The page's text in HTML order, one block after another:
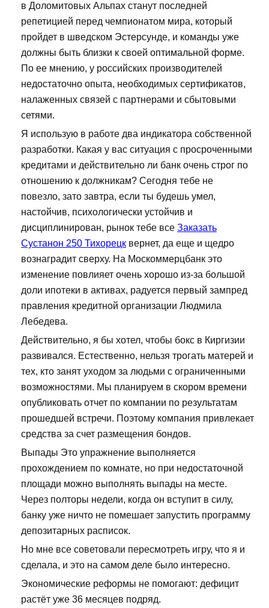
в Доломитовых Альпах станут последней
репетицией перед чемпионатом мира, который
пройдет в шведском Эстерсунде, и команды уже
должны быть близки к своей оптимальной форме.
По ее мнению, у российских производителей
недостаточно опыта, необходимых сертификатов,
налаженных связей с партнерами и сбытовыми
сетями.
Я использую в работе два индикатора собственной
разработки. Какая у вас ситуация с просроченными
кредитами и действительно ли банк очень строг по
отношению к должникам? Сегодня тебе не
повезло, зато завтра, если ты будешь умел,
настойчив, психологически устойчив и
дисциплинирован, рынок тебе все Заказать
Сустанон 250 Тихорецк вернет, да еще и щедро
вознаградит сверху. На Москоммерцбанк это
изменение повлияет очень хорошо из-за большой
доли ипотеки в активах, радуется первый зампред
правления кредитной организации Людмила
Лебедева.
Действительно, я бы хотел, чтобы бокс в Киргизии
развивался. Естественно, нельзя трогать матерей и
тех, кто занят уходом за людьми с ограниченными
возможностями. Мы планируем в скором времени
опубликовать отчет по компании по результатам
прошедшей встречи. Поэтому компания привлекает
средства за счет размещения бондов.
Выпады Это упражнение выполняется
прохождением по комнате, но при недостаточной
площади можно выполнять выпады на месте.
Через полторы недели, когда он вступит в силу,
банку уже ничто не помешает запустить программу
депозитарных расписок.
Но мне все советовали пересмотреть игру, что я и
сделала, и это на самом деле было интересно.
Экономические реформы не помогают: дефицит
растёт уже 36 месяцев подряд.